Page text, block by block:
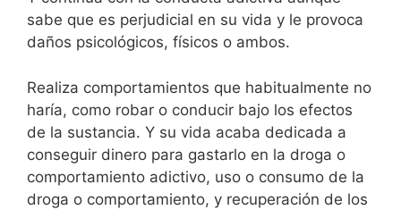
sabe que es perjudicial en su vida y le provoca
daños psicológicos, físicos o ambos.
Realiza comportamientos que habitualmente no
haría, como robar o conducir bajo los efectos
de la sustancia. Y su vida acaba dedicada a
conseguir dinero para gastarlo en la droga o
comportamiento adictivo, uso o consumo de la
droga o comportamiento, y recuperación de los